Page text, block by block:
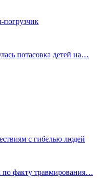
погрузчик
потасовка детей на…
с гибелью людей
по факту травмирования…